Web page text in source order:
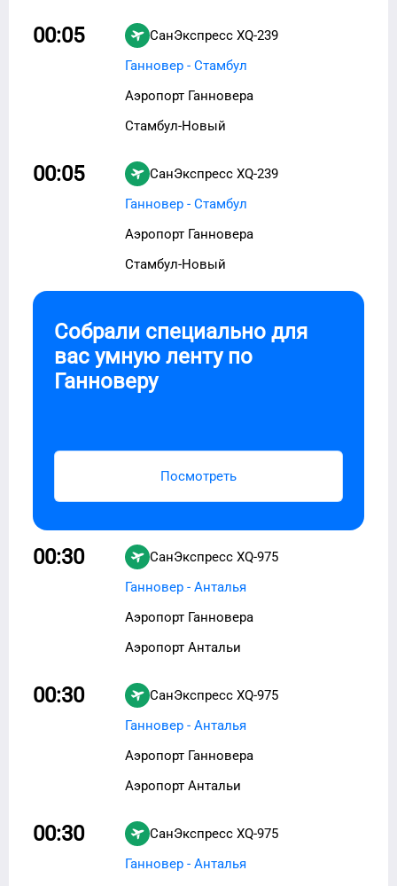
00:05 СанЭкспресс XQ-239
Ганновер - Стамбул
Аэропорт Ганновера
Стамбул-Новый
00:05 СанЭкспресс XQ-239
Ганновер - Стамбул
Аэропорт Ганновера
Стамбул-Новый
Собрали специально для
вас умную ленту по
Ганноверу
Посмотреть
00:30 СанЭкспресс XQ-975
Ганновер - Анталья
Аэропорт Ганновера
Аэропорт Антальи
00:30 СанЭкспресс XQ-975
Ганновер - Анталья
Аэропорт Ганновера
Аэропорт Антальи
00:30 СанЭкспресс XQ-975
Ганновер - Анталья